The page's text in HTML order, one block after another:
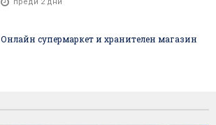
Онлайн супермаркет и хранителен магазин